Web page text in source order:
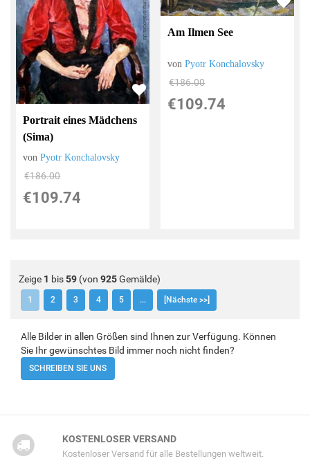
Portrait eines Mädchens
(Sima)
vonPyotr Konchalovsky
€186.00
€109.74
Am Ilmen See
vonPyotr Konchalovsky
€186.00
€109.74
Zeige 1 bis59 (von 925Gemälde)
1 2 3 4 5 ... [Nächste >>]
Alle Bilder in allen Größen sind Ihnen zur Verfügung. Können
Sie Ihr gewünschtes Bild immer noch nicht finden?
SCHREIBEN SIE UNS
KOSTENLOSER VERSAND
Kostenloser Versand für alle Bestellungen weltweit.